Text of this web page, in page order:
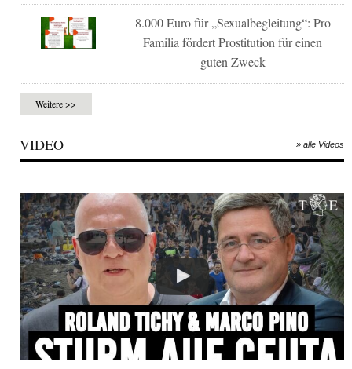
8.000 Euro für „Sexualbegleitung“: Pro
Familia fördert Prostitution für einen
guten Zweck
Weitere >>
VIDEO » alle Videos